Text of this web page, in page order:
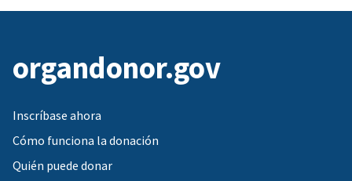
organdonor.gov
Inscríbase ahora
Cómo funciona la donación
Quién puede donar